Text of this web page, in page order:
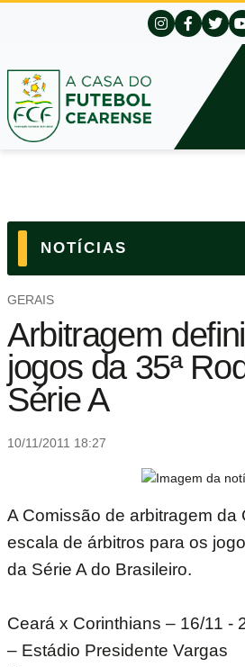
NOTÍCIAS
GERAIS
Arbitragem
jogos da 35ª
Série A
10/11/2011 18:27
A Comissão de arbitragem da
escala de árbitros para os
da Série A do Brasileiro.
Ceará x Corinthians – 16/11 -
– Estádio Presidente Vargas